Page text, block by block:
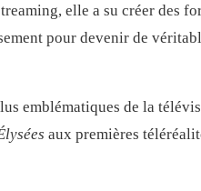
elle a su créer des
pour devenir de
emblématiques de la
aux premières